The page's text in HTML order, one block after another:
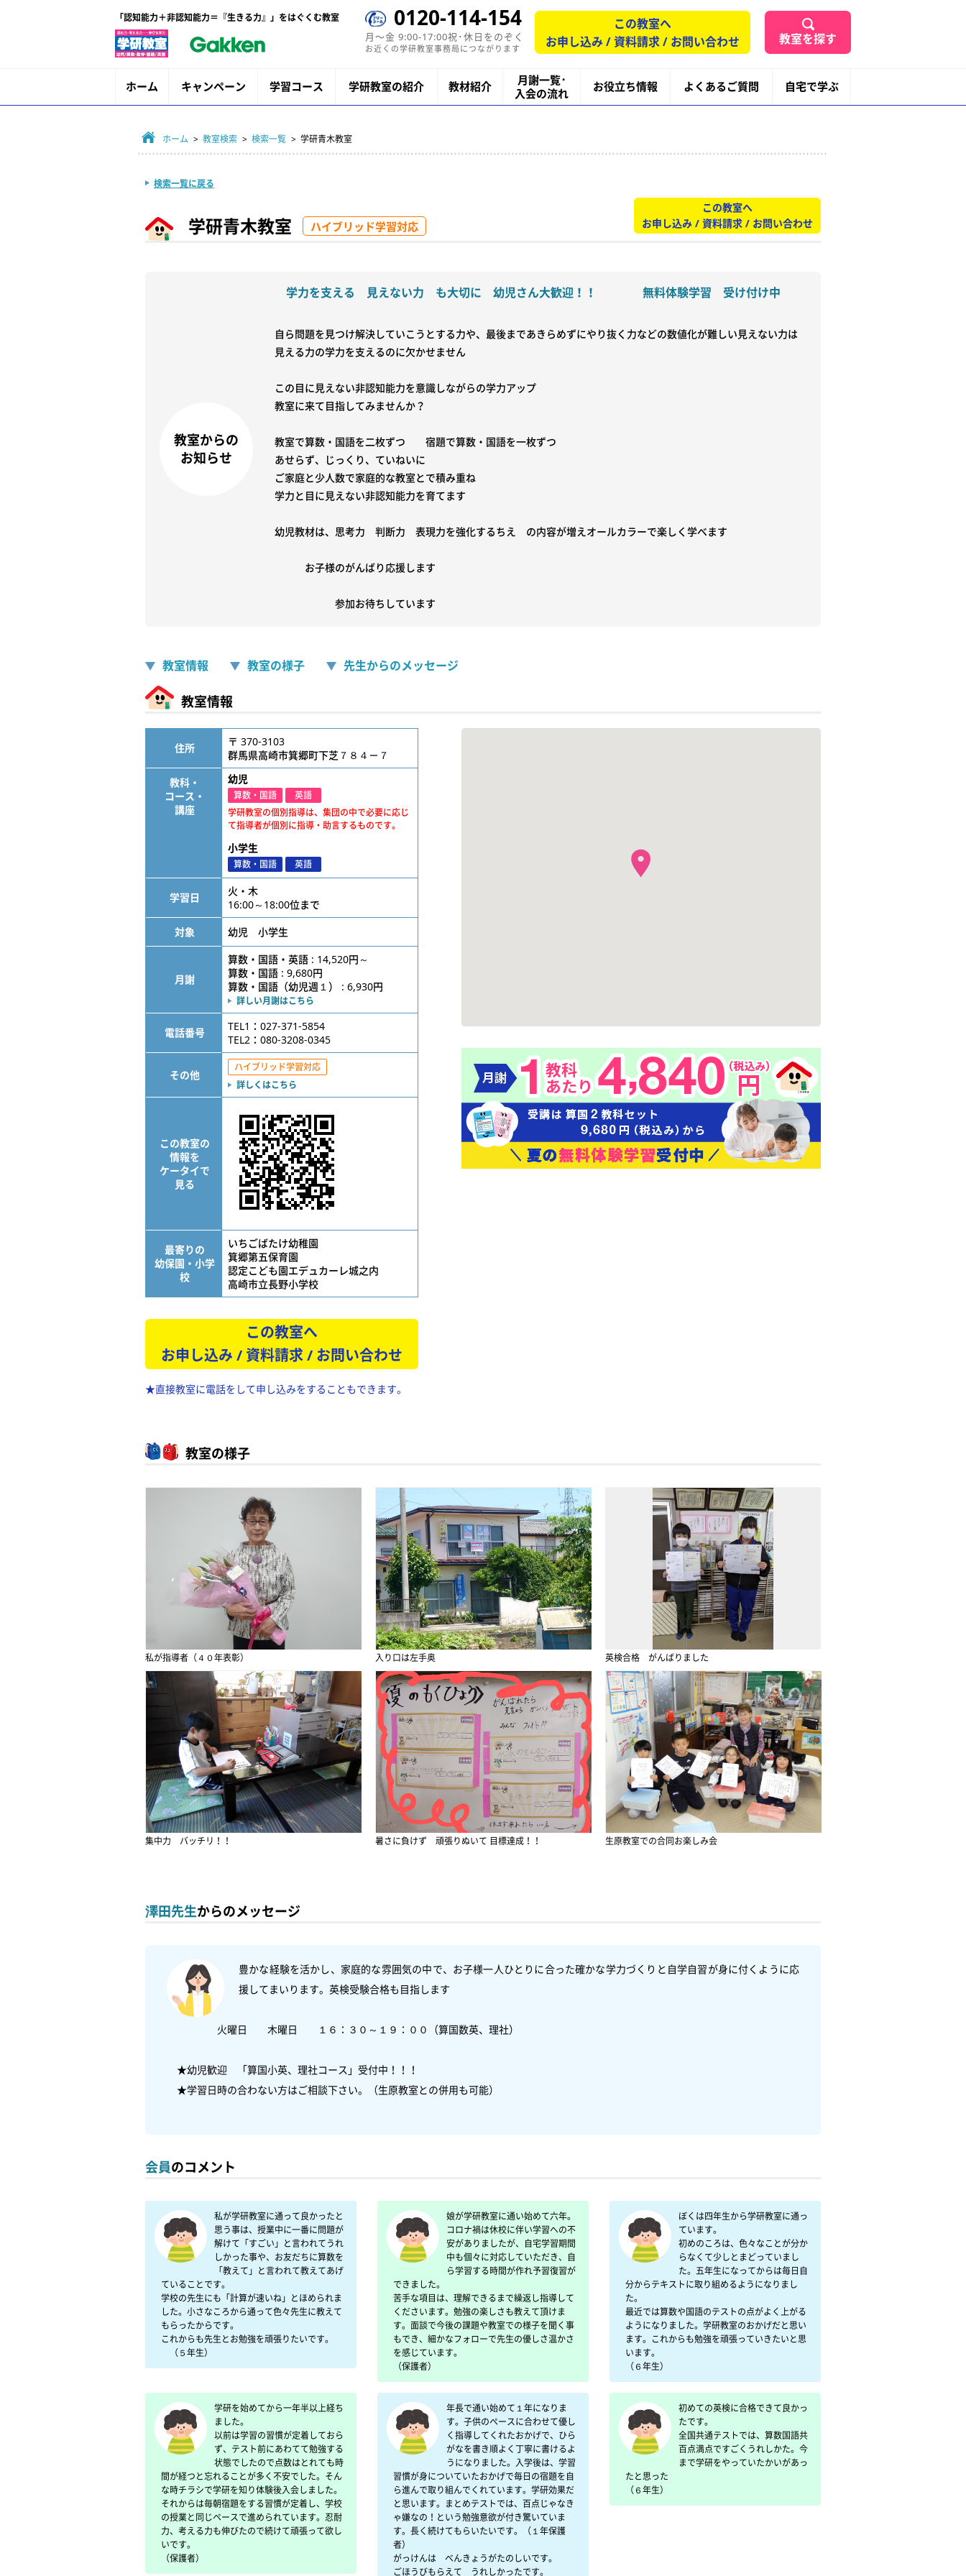
「認知能力＋非認知能力＝『生きる力』」をはぐくむ教室 0120-114-154
月〜金 9:00-17:00祝･休日をのぞく
お近くの学研教室事務局につながります
この教室へ
お申し込み / 資料請求 / お問い合わせ
教室を探す
ホーム キャンペーン 学習コース 学研教室の紹介 教材紹介
月謝一覧･
入会の流れ
お役立ち情報 よくあるご質問 自宅で学ぶ
ホーム > 教室検索 > 検索一覧 > 学研青木教室
検索一覧に戻る
学研青木教室 ハイブリッド学習対応
この教室へ
お申し込み / 資料請求 / お問い合わせ
教室からの
お知らせ
学力を支える 見えない力 も大切に 幼児さん大歓迎！！ 無料体験学習 受け付け中
自ら問題を見つけ解決していこうとする力や、最後まであきらめずにやり抜く力などの数値化が難しい見えない力は
見える力の学力を支えるのに欠かせません
この目に見えない非認知能力を意識しながらの学力アップ
教室に来て目指してみませんか？
教室で算数・国語を二枚ずつ　　宿題で算数・国語を一枚ずつ
あせらず、じっくり、ていねいに
ご家庭と少人数で家庭的な教室とで積み重ね
学力と目に見えない非認知能力を育てます
幼児教材は、思考力　判断力　表現力を強化するちえ　の内容が増えオールカラーで楽しく学べます
お子様のがんばり応援します
参加お待ちしています
教室情報 教室の様子 先生からのメッセージ
教室情報
住所
〒 370-3103
群馬県高崎市箕郷町下芝７８４－７
教科・
コース・
講座
幼児
算数・国語
英語
学研教室の個別指導は、集団の中で必要に応じ
て指導者が個別に指導・助言するものです。
小学生
算数・国語 英語
学習日
火・木
16:00～18:00位まで
対象
幼児 小学生
月謝
算数・国語・英語 : 14,520円～
算数・国語 : 9,680円
算数・国語（幼児週１） : 6,930円
詳しい月謝はこちら
電話番号
TEL1：027-371-5854
TEL2：080-3208-0345
その他
ハイブリッド学習対応
詳しくはこちら
この教室の
情報を
ケータイで
見る
最寄りの
幼保園・小学
校
いちごばたけ幼稚園
箕郷第五保育園
認定こども園エデュカーレ城之内
高崎市立長野小学校
この教室へ
お申し込み / 資料請求 / お問い合わせ
★直接教室に電話をして申し込みをすることもできます。
教室の様子
私が指導者（４０年表彰） 入り口は左手奥 英検合格 がんばりました
集中力 バッチリ！！ 暑さに負けず 頑張りぬいて 目標達成！！ 生原教室での合同お楽しみ会
澤田先生からのメッセージ
豊かな経験を活かし、家庭的な雰囲気の中で、お子様一人ひとりに合った確かな学力づくりと自学自習が身に付くように応
援してまいります。英検受験合格も目指します
火曜日　　木曜日　　１６：３０～１９：００（算国数英、理社）
★幼児歓迎　「算国小英、理社コース」受付中！！！
★学習日時の合わない方はご相談下さい。（生原教室との併用も可能）
会員のコメント
私が学研教室に通って良かったと
思う事は、授業中に一番に問題が
解けて「すごい」と言われてうれ
しかった事や、お友だちに算数を
「教えて」と言われて教えてあげ
ていることです。
学校の先生にも「計算が速いね」とほめられま
した。小さなころから通って色々先生に教えて
もらったからです。
これからも先生とお勉強を頑張りたいです。
（５年生）
娘が学研教室に通い始めて六年。
コロナ禍は休校に伴い学習への不
安がありましたが、自宅学習期間
中も個々に対応していただき、自
ら学習する時間が作れ予習復習が
できました。
苦手な項目は、理解できるまで繰返し指導して
くださいます。勉強の楽しさも教えて頂けま
す。面談で今後の課題や教室での様子を聞く事
もでき、細かなフォローで先生の優しさ温かさ
を感じています。
（保護者）
ぼくは四年生から学研教室に通っ
ています。
初めのころは、色々なことが分か
らなくて少しとまどっていまし
た。五年生になってからは毎日自
分からテキストに取り組めるようになりまし
た。
最近では算数や国語のテストの点がよく上がる
ようになりました。学研教室のおかげだと思い
ます。これからも勉強を頑張っていきたいと思
います。
（６年生）
学研を始めてから一年半以上経ち
ました。
以前は学習の習慣が定着しておら
ず、テスト前にあわてて勉強する
状態でしたので点数はとれても時
間が経つと忘れることが多く不安でした。そん
な時チラシで学研を知り体験後入会しました。
それからは毎朝宿題をする習慣が定着し、学校
の授業と同じペースで進められています。忍耐
力、考える力も伸びたので続けて頑張って欲し
いです。
（保護者）
年長で通い始めて１年になりま
す。子供のぺースに合わせて優し
く指導してくれたおかげで、ひら
がなを書き順よく丁寧に書けるよ
うになりました。入学後は、学習
習慣が身についていたおかげで毎日の宿題を自
ら進んで取り組んでくれています。学研効果だ
と思います。まとめテストでは、百点じゃなき
ゃ嫌なの！という勉強意欲が付き驚いていま
す。長く続けてもらいたいです。（１年保護
者）
がっけんは　べんきょうがたのしいです。
ごほうびもらえて　うれしかったです。
初めての英検に合格できて良かっ
たです。
全国共通テストでは、算数国語共
百点満点ですごくうれしかた。今
まで学研をやっていたかいがあっ
たと思った
（６年生）